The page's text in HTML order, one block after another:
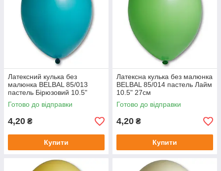
Латексний кулька без
малюнка BELBAL 85/013
пастель Бірюзовий 10.5"
27см
Готово до відправки
4,20 ₴
Купити
Латексна кулька без малюнка
BELBAL 85/014 пастель Лайм
10.5" 27см
Готово до відправки
4,20 ₴
Купити